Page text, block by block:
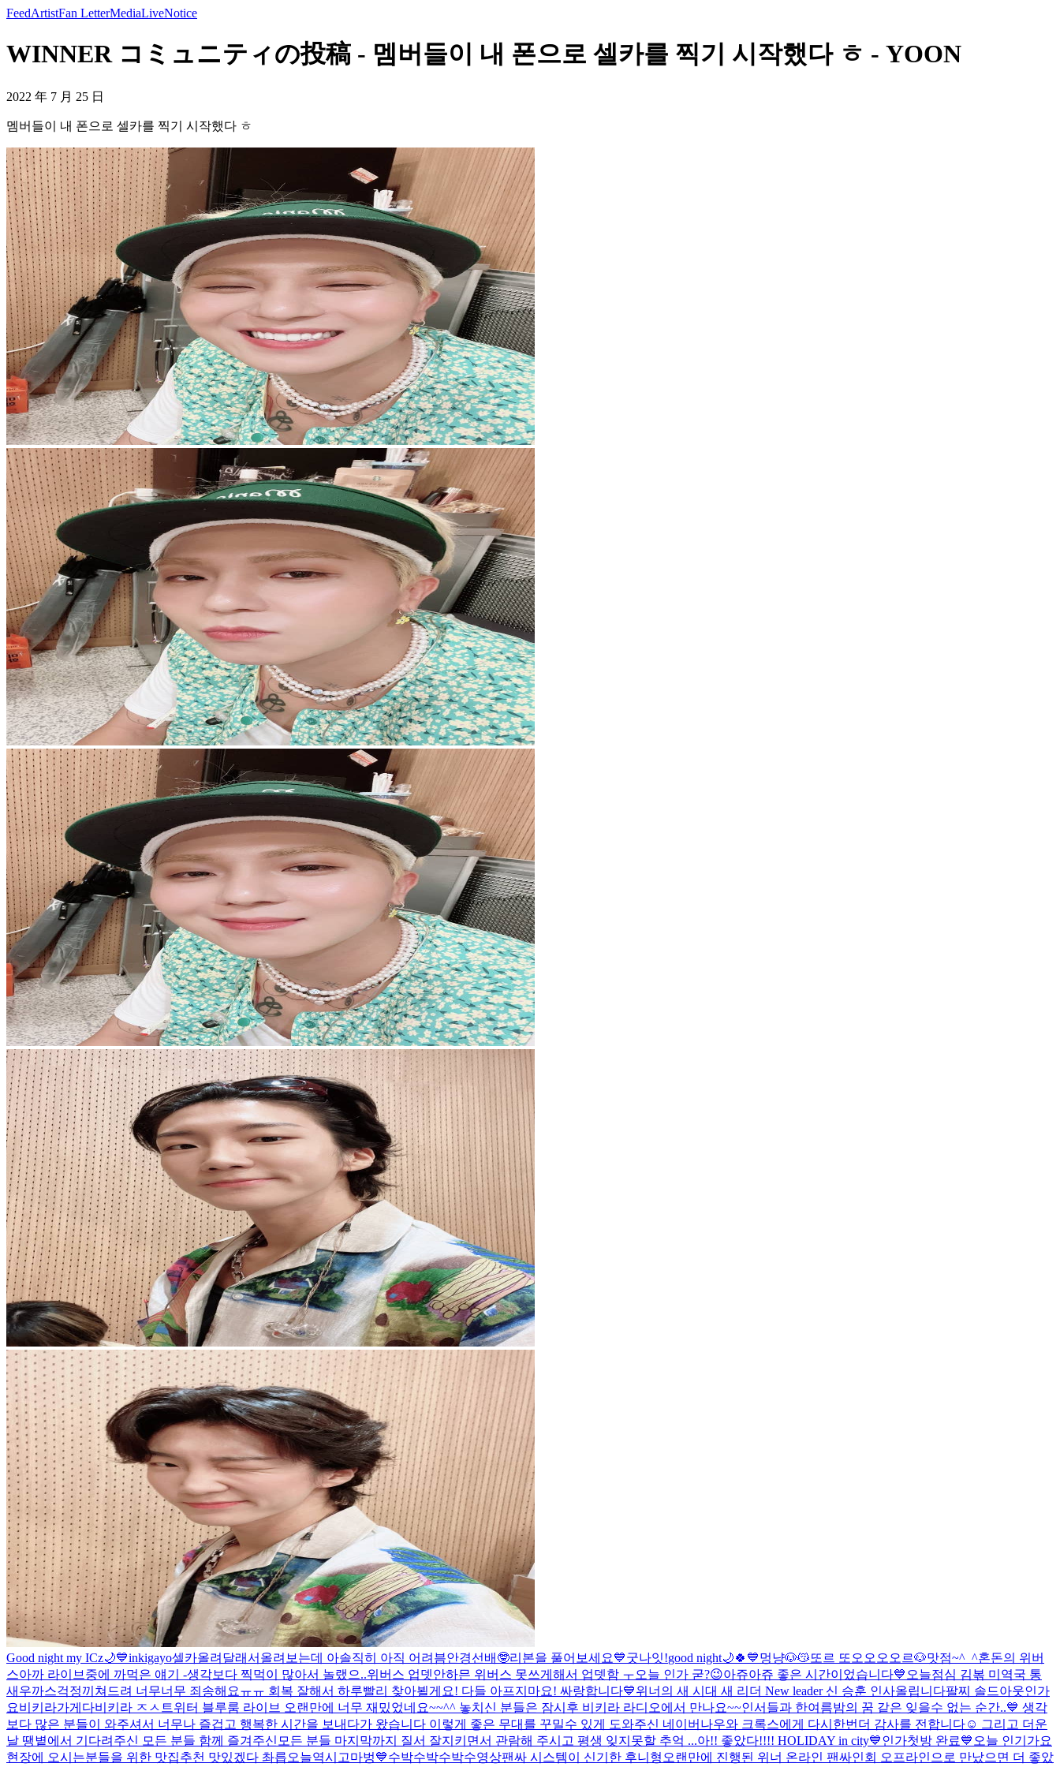
FeedArtistFan LetterMediaLiveNotice
WINNER コミュニティの投稿 - 멤버들이 내 폰으로 셀카를 찍기 시작했다 ㅎ - YOON
2022 年 7 月 25 日
멤버들이 내 폰으로 셀카를 찍기 시작했다 ㅎ
Good night my ICz🌙💙inkigayo셀카올려달래서올려보는데 아솔직히 아직 어려븜안경선배🤓리본을 풀어보세요💙굿나잇!good night🌙🍀💙멍냥🐶😽또르 또오오오오르🐶맛점~^_^혼돈의 위버
스아까 라이브중에 까먹은 얘기 -생각보다 찍먹이 많아서 놀랬으..위버스 업뎃안하믄 위버스 못쓰게해서 업뎃함 ㅜ오늘 인가 굳?😉아쥬아쥬 좋은 시간이었습니다💙 오늘점심 김볶 미역국 통
새우까스걱정끼쳐드려 너무너무 죄송해요ㅠㅠ 회복 잘해서 하루빨리 찾아뵐게요! 다들 아프지마요! 싸랑합니다💙위너의 새 시대 새 리더 New leader 신 승훈 인사올립니다팔찌 솔드아웃인가
요비키라가게다비키라 ㅈㅅ 트위터 블루룸 라이브 오랜만에 너무 재밌었네요~~^^ 놓치신 분들은 잠시후 비키라 라디오에서 만나요~~인서들과 한여름밤의 꿈 같은 잊을수 없는 순간..💙 생각
보다 많은 분들이 와주셔서 너무나 즐겁고 행복한 시간을 보내다가 왔습니다 이렇게 좋은 무대를 꾸밀수 있게 도와주신 네이버나우와 크록스에게 다시한번더 감사를 전합니다☺️ 그리고 더운
날 땡볕에서 기다려주신 모든 분들 함께 즐겨주신모든 분들 마지막까지 질서 잘지키면서 관람해 주시고 평생 잊지못할 추억 ...아!! 좋았다!!!! HOLIDAY in city💙인가첫방 완료💙 오늘 인기가요
현장에 오시는분들을 위한 맛집추천 맛있겠다 촤릅오늘역시고마벙💙수박수박수박수영상팬싸 시스템이 신기한 후니형 오랜만에 진행된 위너 온라인 팬싸인회 오프라인으로 만났으면 더 좋았